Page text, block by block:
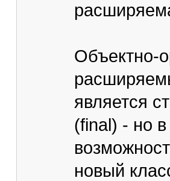
Объектно-
является
(final) - но
новый